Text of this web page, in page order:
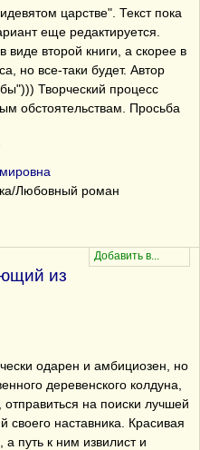
царстве". Текст пока
еще редактируется.
второй книги, а скорее в
но все-таки будет. Автор
Творческий процесс
обстоятельствам. Просьба
Любовный роман
из
одарен и амбициозен, но
деревенского колдуна,
на поиски лучшей
своего наставника. Красивая
а путь к ним извилист и